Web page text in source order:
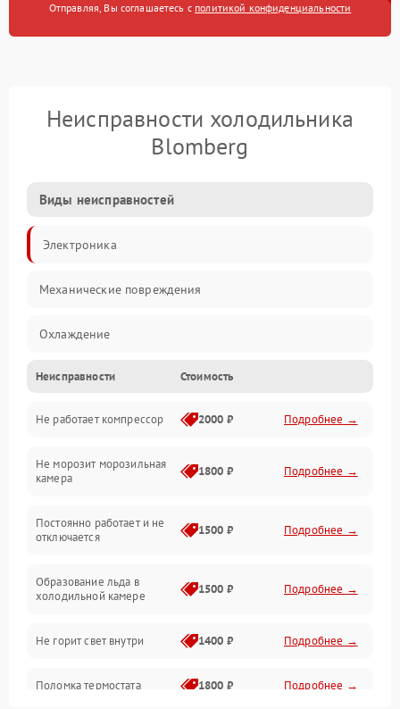
Отправляя, Вы соглашаетесь с политикой конфиденциальности
Неисправности холодильника
Blomberg
Виды неисправностей
Электроника
Механические повреждения
Охлаждение
Механика
Электропитание
Дренаж
Неисправности Стоимость
Не работает компрессор 2000 ₽ Подробнее →
Не морозит морозильная
камера
1800 ₽ Подробнее →
Постоянно работает и не
отключается
1500 ₽ Подробнее →
Образование льда в
холодильной камере
1500 ₽ Подробнее →
Не горит свет внутри 1400 ₽ Подробнее →
Поломка термостата 1800 ₽ Подробнее →